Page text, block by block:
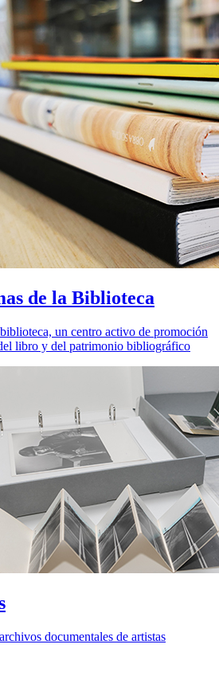
de la Biblioteca
un centro activo de promoción
libro y del patrimonio bibliográfico
documentales de artistas